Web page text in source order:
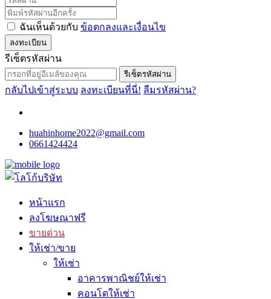
ฉันเห็นด้วยกับ ข้อตกลงและเงื่อนไข
ลงทะเบียน
รีเซ็ตรหัสผ่าน
รีเซ็ตรหัสผ่าน
กลับไปเข้าสู่ระบบ ลงทะเบียนที่นี่! ลืมรหัสผ่าน?
huahinhome2022@gmail.com
0661424424
หน้าแรก
ลงโฆษณาฟรี
ขายด่วน
ให้เช่า/ขาย
ให้เช่า
อาคารพาณิชย์ให้เช่า
คอนโดให้เช่า